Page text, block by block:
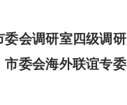
会调研室四级调研
委会海外联谊专委